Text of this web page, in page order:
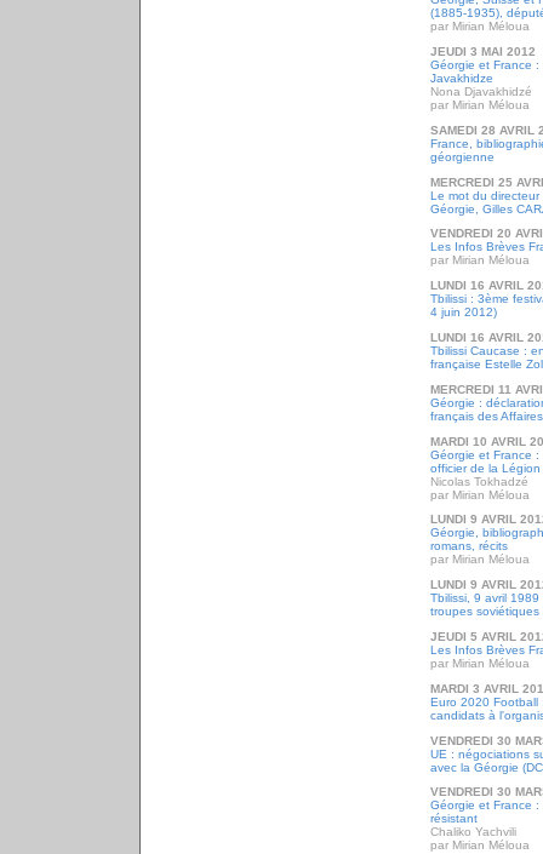
(1885-1935),
par Mirian Méloua
JEUDI 3 MAI 2012
Géorgie et France
Javakhidze
Nona Djavakhidzé
par Mirian Méloua
SAMEDI 28 AVRIL
France,
géorgienne
MERCREDI 25
Le mot du
Géorgie, Gilles
VENDREDI 20
Les Infos Brèves
par Mirian Méloua
LUNDI 16 AVRIL
Tbilissi : 3ème
4 juin 2012)
LUNDI 16 AVRIL
Tbilissi Caucase :
française Estelle
MERCREDI 11
Géorgie :
français des
MARDI 10 AVRIL
Géorgie et France :
officier de la
Nicolas Tokhadzé
par Mirian Méloua
LUNDI 9 AVRIL
Géorgie,
romans, récits
par Mirian Méloua
LUNDI 9 AVRIL
Tbilissi, 9 avril
troupes soviétiques
JEUDI 5 AVRIL
Les Infos Brèves
par Mirian Méloua
MARDI 3 AVRIL
Euro 2020 Football
candidats à
VENDREDI 30
UE : négociations
avec la Géorgie
VENDREDI 30
Géorgie et France :
résistant
Chaliko Yachvili
par Mirian Méloua